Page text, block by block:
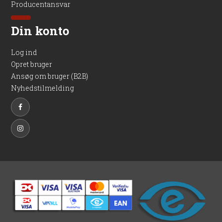
er et sikkert valg, når dine træstolper skal holde i mange år.
Producentansvar
Din konto
Log ind
Opret bruger
Ansøg om bruger (B2B)
Nyhedstilmelding